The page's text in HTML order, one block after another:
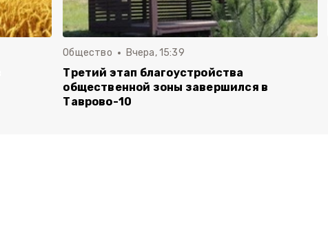
Общество Вчера, 15:39
Третий этап благоустройства
общественной зоны завершился в
Таврово-10